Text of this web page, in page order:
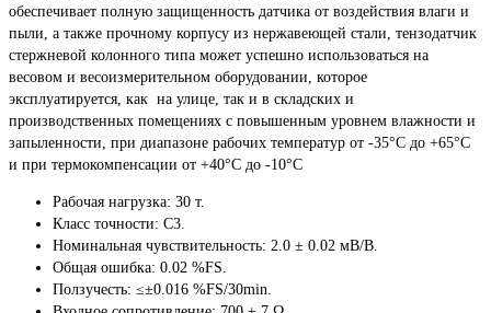
обеспечивает полную защищенность датчика от воздействия влаги и
пыли, а также прочному корпусу из нержавеющей стали, тензодатчик
стержневой колонного типа может успешно использоваться на
весовом и весоизмерительном оборудовании, которое
эксплуатируется, как на улице, так и в складских и
производственных помещениях с повышенным уровнем влажности и
запыленности, при диапазоне рабочих температур от -35°С до +65°С
и при термокомпенсации от +40°С до -10°С
Рабочая нагрузка: 30 т.
Класс точности: C3.
Номинальная чувствительность: 2.0 ± 0.02 мВ/В.
Общая ошибка: 0.02 %FS.
Ползучесть: ≤±0.016 %FS/30min.